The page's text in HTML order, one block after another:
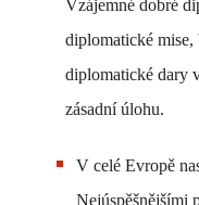
Vzájemné dobré
diplomatické mise,
diplomatické dary
zásadní úlohu.
V celé Evropě
Nejúspěšnějšími